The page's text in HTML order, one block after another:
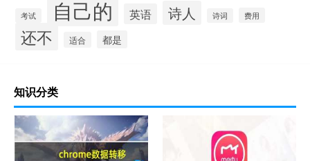
考试 自己的 英语 诗人 诗词 费用
还不 适合 都是
知识分类